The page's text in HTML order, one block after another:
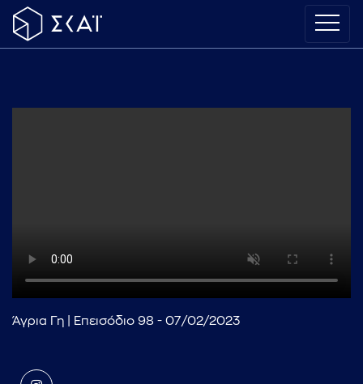
Άγρια Γη | Επεισόδιο 98 - 07/02/2023